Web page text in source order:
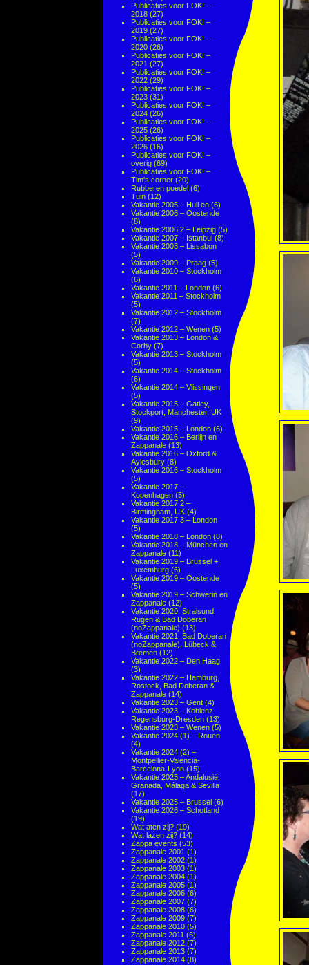
Publicaties voor FOK! –
2018 (27)
Publicaties voor FOK! –
2019 (27)
Publicaties voor FOK! –
2020 (26)
Publicaties voor FOK! –
2021 (27)
Publicaties voor FOK! –
2022 (29)
Publicaties voor FOK! –
2023 (31)
Publicaties voor FOK! –
2024 (26)
Publicaties voor FOK! –
2025 (26)
Publicaties voor FOK! –
2026 (16)
Publicaties voor FOK! –
overig (69)
Publicaties voor FOK! –
Tim's corner (20)
Rubberen poedel (6)
Tuin (12)
Vakantie 2005 – Hull eo (6)
Vakantie 2006 – Oostende
(8)
Vakantie 2006 2 – Leipzig (5)
Vakantie 2007 – Istanbul (8)
Vakantie 2008 – Lissabon
(5)
Vakantie 2009 – Praag (5)
Vakantie 2010 – Stockholm
(6)
Vakantie 2011 – London (6)
Vakantie 2011 – Stockholm
(5)
Vakantie 2012 – Stockholm
(7)
Vakantie 2012 – Wenen (5)
Vakantie 2013 – London &
Corby (7)
Vakantie 2013 – Stockholm
(5)
Vakantie 2014 – Stockholm
(6)
Vakantie 2014 – Vlissingen
(5)
Vakantie 2015 – Gatley,
Stockport, Manchester, UK
(9)
Vakantie 2015 – London (6)
Vakantie 2016 – Berlijn en
Zappanale (13)
Vakantie 2016 – Oxford &
Aylesbury (8)
Vakantie 2016 – Stockholm
(5)
Vakantie 2017 –
Kopenhagen (5)
Vakantie 2017 2 –
Birmingham, UK (4)
Vakantie 2017 3 – London
(5)
Vakantie 2018 – London (8)
Vakantie 2018 – München en
Zappanale (11)
Vakantie 2019 – Brussel +
Luxemburg (6)
Vakantie 2019 – Oostende
(5)
Vakantie 2019 – Schwerin en
Zappanale (12)
Vakantie 2020: Stralsund,
Rügen & Bad Doberan
(noZappanale) (13)
Vakantie 2021: Bad Doberan
(noZappanale), Lübeck &
Bremen (12)
Vakantie 2022 – Den Haag
(3)
Vakantie 2022 – Hamburg,
Rostock, Bad Doberan &
Zappanale (14)
Vakantie 2023 – Gent (4)
Vakantie 2023 – Koblenz-
Regensburg-Dresden (13)
Vakantie 2023 – Wenen (5)
Vakantie 2024 (1) – Rouen
(4)
Vakantie 2024 (2) –
Montpellier-Valencia-
Barcelona-Lyon (15)
Vakantie 2025 – Andalusië:
Granada, Málaga & Sevilla
(17)
Vakantie 2025 – Brussel (6)
Vakantie 2026 – Schotland
(19)
Wat aten zij? (19)
Wat lazen zij? (14)
Zappa events (53)
Zappanale 2001 (1)
Zappanale 2002 (1)
Zappanale 2003 (1)
Zappanale 2004 (1)
Zappanale 2005 (1)
Zappanale 2006 (6)
Zappanale 2007 (7)
Zappanale 2008 (6)
Zappanale 2009 (7)
Zappanale 2010 (5)
Zappanale 2011 (6)
Zappanale 2012 (7)
Zappanale 2013 (7)
Zappanale 2014 (8)